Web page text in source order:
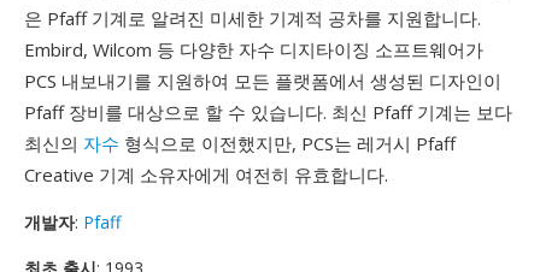
은 Pfaff 기계로 알려진 미세한 기계적 공차를 지원합니다.
Embird, Wilcom 등 다양한 자수 디지타이징 소프트웨어가
PCS 내보내기를 지원하여 모든 플랫폼에서 생성된 디자인이
Pfaff 장비를 대상으로 할 수 있습니다. 최신 Pfaff 기계는 보다
최신의 자수 형식으로 이전했지만, PCS는 레거시 Pfaff
Creative 기계 소유자에게 여전히 유효합니다.
개발자: Pfaff